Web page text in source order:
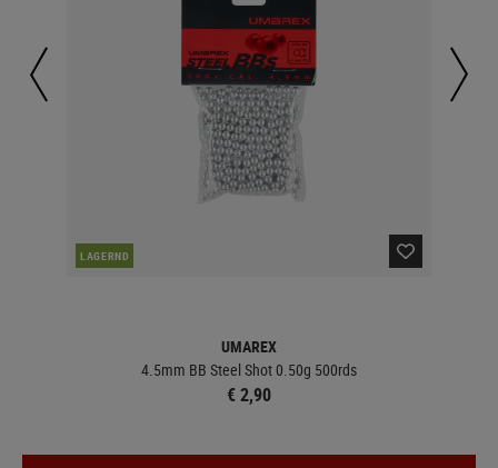
LAGERND
UMAREX
4.5mm BB Steel Shot 0.50g 500rds
€ 2,90